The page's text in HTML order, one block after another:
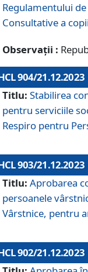
Regulamentului
Consultative a
Observații :
904/21.12.2023
Titlu: Stabilirea
pentru serviciile
Respiro pentru
903/21.12.2023
Titlu: Aprobarea
persoanele
Vârstnice, pentru
902/21.12.2023